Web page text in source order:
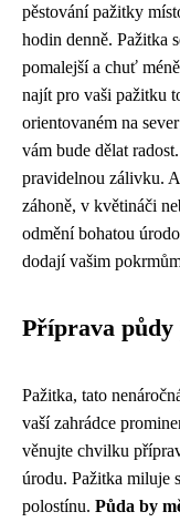
pěstování pažitky
hodin denně. Pažitka
pomalejší a chuť
najít pro vaši pažitku
orientovaném na
vám bude dělat
pravidelnou zálivku.
záhoně, v květináči
odmění bohatou
dodají vašim
Příprava
Pažitka, tato
vaší zahrádce
věnujte chvilku
úrodu. Pažitka miluje
polostínu. Půda by